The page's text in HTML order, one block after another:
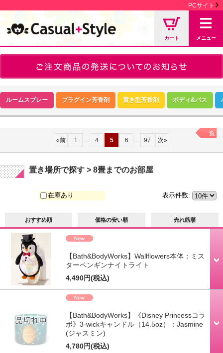
PCサイト
カート メニュー
ルームスプレー プラグイン芳香剤 置き型芳香剤 ボディ&バス
置き場所で探す > 8畳までのお部屋
一覧
おすすめ順 価格の安い順 売れ筋順
表示件数:
在庫あり
«前 1 4 5 6 97 次»
【Bath&BodyWorks】Wallflowers本体：ミス
ターペンギンナイトライト
4,490円(税込)
【Bath&BodyWorks】《Disney Princessコラ
ボ》3-wickキャンドル（14.5oz）：Jasmine
(ジャスミン)
4,780円(税込)